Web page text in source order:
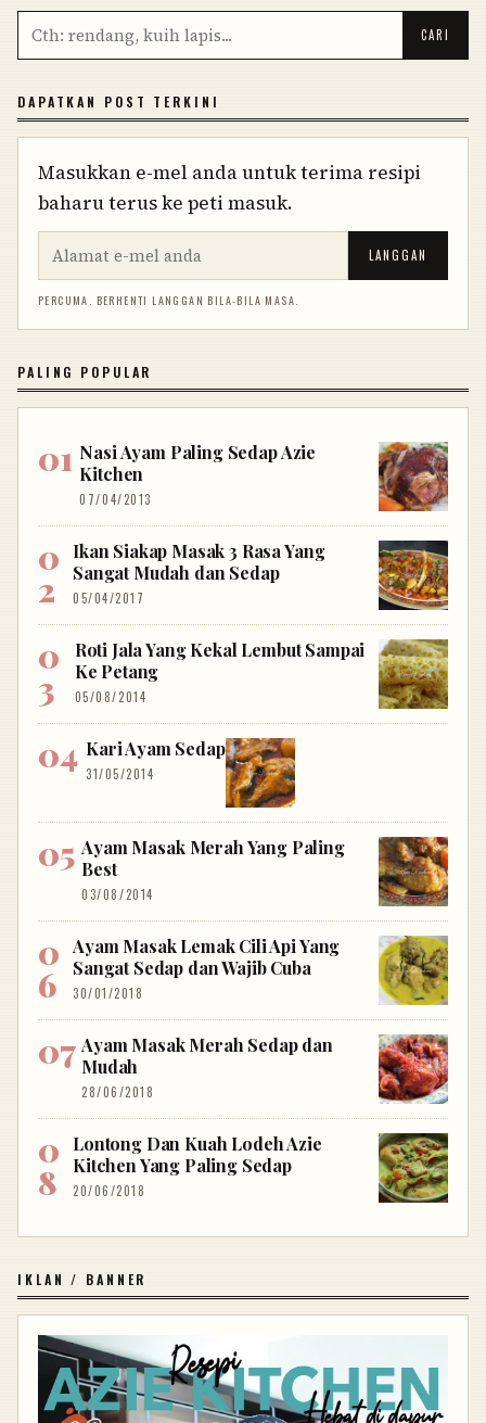
DAPATKAN POST TERKINI
Masukkan e-mel anda untuk terima resipi
baharu terus ke peti masuk.
LANGGAN
PERCUMA. BERHENTI LANGGAN BILA-BILA MASA.
PALING POPULAR
Nasi Ayam Paling Sedap Azie
Kitchen
07/04/2013
Ikan Siakap Masak 3 Rasa Yang
Sangat Mudah dan Sedap
05/04/2017
Roti Jala Yang Kekal Lembut Sampai
Ke Petang
05/08/2014
Kari Ayam Sedap
31/05/2014
Ayam Masak Merah Yang Paling
Best
03/08/2014
Ayam Masak Lemak Cili Api Yang
Sangat Sedap dan Wajib Cuba
30/01/2018
Ayam Masak Merah Sedap dan
Mudah
28/06/2018
Lontong Dan Kuah Lodeh Azie
Kitchen Yang Paling Sedap
20/06/2018
IKLAN / BANNER